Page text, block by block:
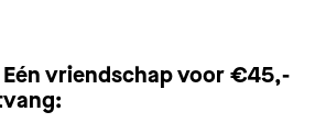
Eén vriendschap voor €45,-